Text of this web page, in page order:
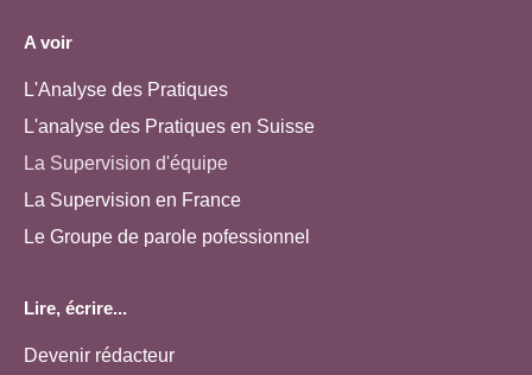
A voir
L'Analyse des Pratiques
L'analyse des Pratiques en Suisse
La Supervision d'équipe
La Supervision en France
Le Groupe de parole pofessionnel
Lire, écrire...
Devenir rédacteur